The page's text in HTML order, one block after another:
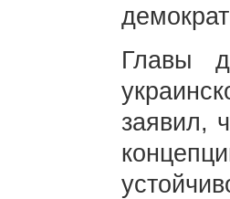
Главы
заявил,